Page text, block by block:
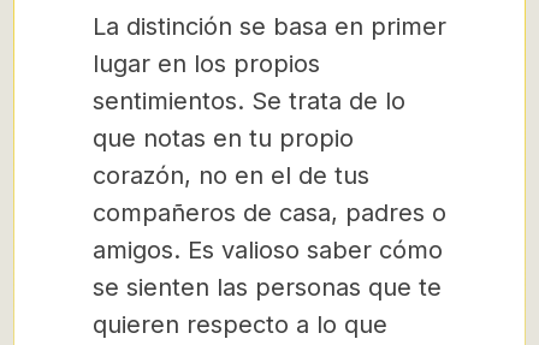
La distinción se basa en primer
lugar en los propios
sentimientos. Se trata de lo
que notas en tu propio
corazón, no en el de tus
compañeros de casa, padres o
amigos. Es valioso saber cómo
se sienten las personas que te
quieren respecto a lo que